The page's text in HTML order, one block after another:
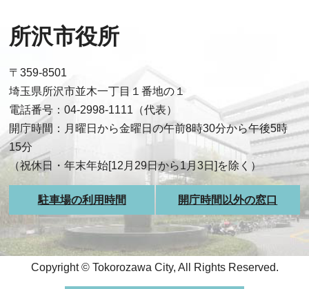
所沢市役所
〒359-8501
埼玉県所沢市並木一丁目１番地の１
電話番号：04-2998-1111（代表）
開庁時間：月曜日から金曜日の午前8時30分から午後5時
15分
（祝休日・年末年始[12月29日から1月3日]を除く）
駐車場の利用時間 開庁時間以外の窓口
Copyright © Tokorozawa City, All Rights Reserved.